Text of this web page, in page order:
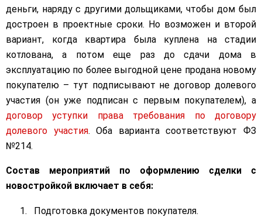
деньги, наряду с другими дольщиками, чтобы дом был
достроен в проектные сроки. Но возможен и второй
вариант, когда квартира была куплена на стадии
котлована, а потом еще раз до сдачи дома в
эксплуатацию по более выгодной цене продана новому
покупателю – тут подписывают не договор долевого
участия (он уже подписан с первым покупателем), а
договор уступки права требования по договору
долевого участия. Оба варианта соответствуют ФЗ
№214.
Состав мероприятий по оформлению сделки с
новостройкой включает в себя:
Подготовка документов покупателя.